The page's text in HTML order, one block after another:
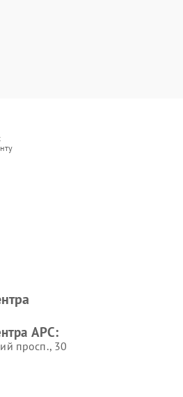
APC:
просп., 30